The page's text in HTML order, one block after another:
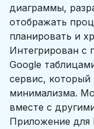
диаграммы,
отображать
планировать и
Интегрирован с
Google
сервис, который
минимализма.
вместе с
Приложение для